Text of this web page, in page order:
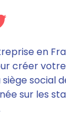
en
créer
siège social
sur les